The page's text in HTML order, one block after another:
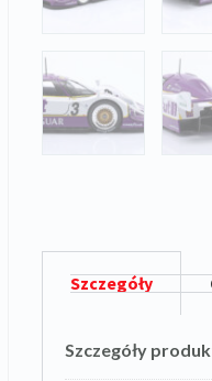
Szczegóły
Szczegóły